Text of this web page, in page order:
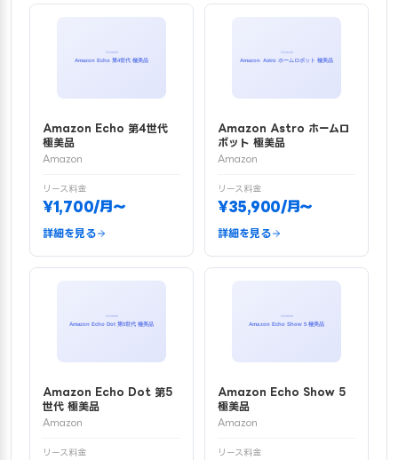
Amazon Echo 第4世代
極美品
Amazon
リース料金
¥1,700/月〜
詳細を見る
Amazon Astro ホームロ
ボット 極美品
Amazon
リース料金
¥35,900/月〜
詳細を見る
Amazon Echo Dot 第5
世代 極美品
Amazon
リース料金
Amazon Echo Show 5
極美品
Amazon
リース料金